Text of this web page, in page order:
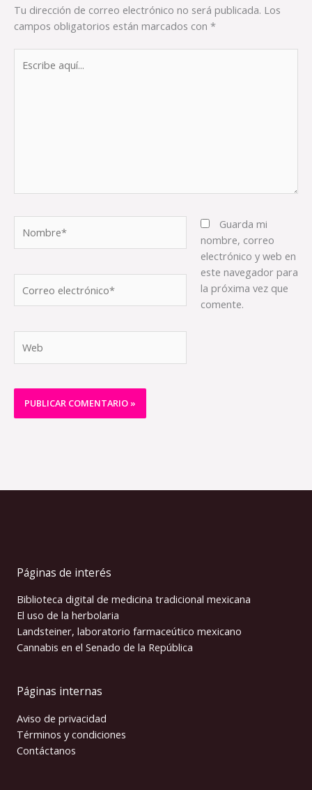
Tu dirección de correo electrónico no será publicada. Los
campos obligatorios están marcados con *
aquí...
electrónico*
Guarda mi
nombre, correo
electrónico y web en
este navegador para
la próxima vez que
comente.
Páginas de interés
Biblioteca digital de medicina tradicional mexicana
El uso de la herbolaria
Landsteiner, laboratorio farmaceútico mexicano
Cannabis en el Senado de la República
Páginas internas
Aviso de privacidad
Términos y condiciones
Contáctanos